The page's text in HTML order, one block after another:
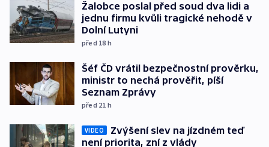
Žalobce poslal před soud dva lidi a
jednu firmu kvůli tragické nehodě v
Dolní Lutyni
před 18 h
Šéf ČD vrátil bezpečnostní prověrku,
ministr to nechá prověřit, píší
Seznam Zprávy
před 21 h
VIDEO
Zvýšení slev na jízdném teď
není priorita, zní z vlády